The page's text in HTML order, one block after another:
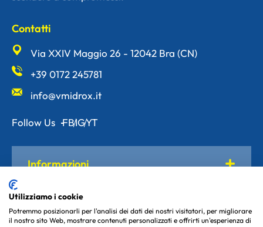
Informazioni
Servizi
Contatti
Via XXIV Maggio 26 - 12042 Bra (CN)
+39 0172 245781
info@vmidrox.it
Follow Us FBIGYT
Utilizziamo i cookie
Potremmo posizionarli per l'analisi dei dati dei nostri visitatori, per migliorare
il nostro sito Web, mostrare contenuti personalizzati e offrirti un'esperienza di